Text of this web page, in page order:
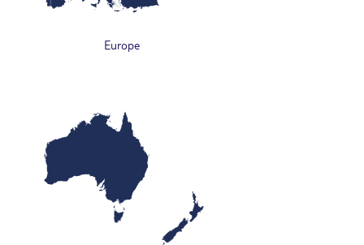
Europe